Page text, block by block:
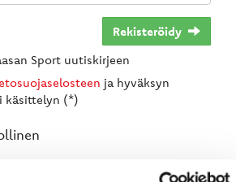
Rekisteröidy
Sport uutiskirjeen
ja hyväksyn
käsittelyn (*)